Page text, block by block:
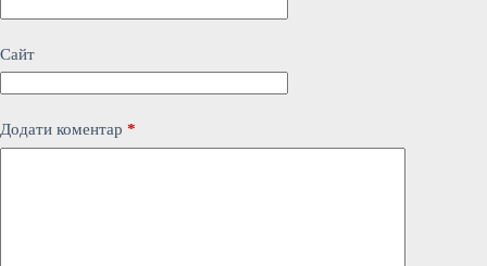
Сайт
Додати коментар *